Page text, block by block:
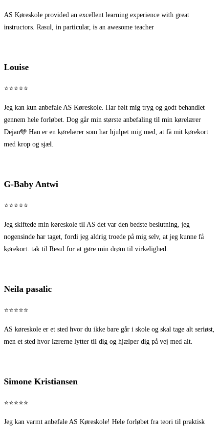
AS Køreskole provided an excellent learning experience with great
instructors. Rasul, in particular, is an awesome teacher
Louise
⭐⭐⭐⭐⭐
Jeg kan kun anbefale AS Køreskole. Har følt mig tryg og godt behandlet
gennem hele forløbet. Dog går min største anbefaling til min kørelærer
Dejan🩵 Han er en kørelærer som har hjulpet mig med, at få mit kørekort
med krop og sjæl.
G-Baby Antwi
⭐⭐⭐⭐⭐
Jeg skiftede min køreskole til AS det var den bedste beslutning, jeg
nogensinde har taget, fordi jeg aldrig troede på mig selv, at jeg kunne få
kørekort. tak til Resul for at gøre min drøm til virkelighed.
Neila pasalic
⭐⭐⭐⭐⭐
AS køreskole er et sted hvor du ikke bare går i skole og skal tage alt seriøst,
men et sted hvor lærerne lytter til dig og hjælper dig på vej med alt.
Simone Kristiansen
⭐⭐⭐⭐⭐
Jeg kan varmt anbefale AS Køreskole! Hele forløbet fra teori til praktisk